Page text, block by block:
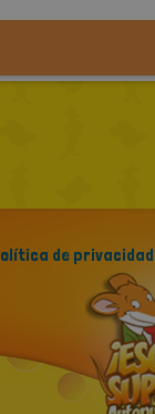
de privacidad